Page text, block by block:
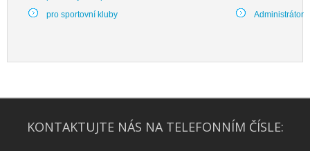
pro sportovní kluby
Administrátor
KONTAKTUJTE NÁS NA TELEFONNÍM ČÍSLE: